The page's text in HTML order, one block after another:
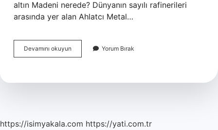
altın Madeni nerede? Dünyanın sayılı rafinerileri
arasında yer alan Ahlatcı Metal…
Devamını okuyun
Altın
Yorum Bırak
https://isimyakala.com https://yati.com.tr